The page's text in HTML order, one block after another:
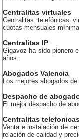
Centralitas virtuales
Centralitas telefónicas
cuotas mensuales
Centralitas IP
Gigavoz ha sido pionero
años.
Abogados Valencia
Los mejores abogados de
Despacho de
El mejor despacho de
Centralitas telefonicas
Venta e instalación de
relación de calidad y